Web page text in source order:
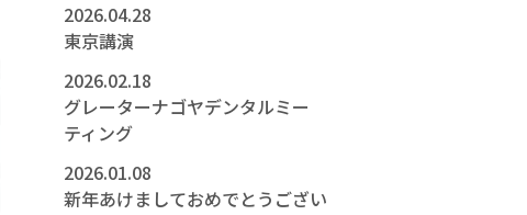
2026.04.28
東京講演
2026.02.18
グレーターナゴヤデンタルミー
ティング
2026.01.08
新年あけましておめでとうござい